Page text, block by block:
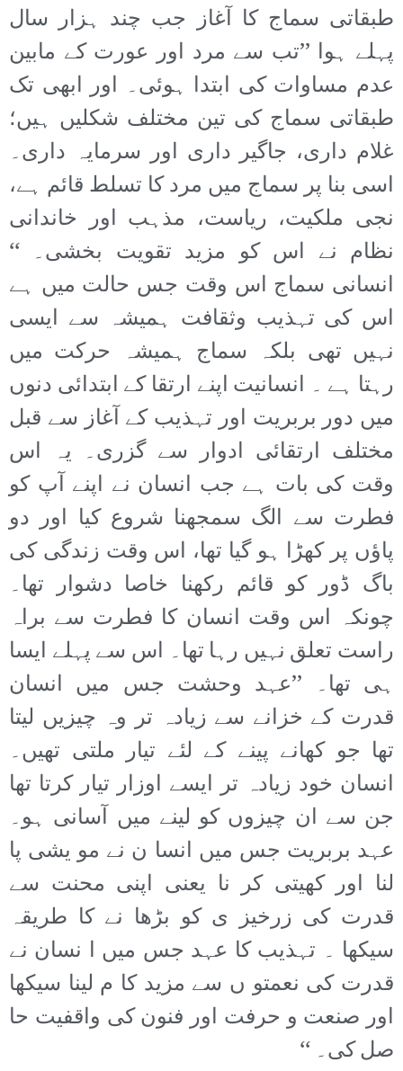
طبقاتی سماج کا آغاز جب چند ہزار سال
پہلے ہوا ’’تب سے مرد اور عورت کے مابین
عدم مساوات کی ابتدا ہوئی۔ اور ابھی تک
طبقاتی سماج کی تین مختلف شکلیں ہیں؛
غلام داری، جاگیر داری اور سرمایہ داری۔
اسی بنا پر سماج میں مرد کا تسلط قائم ہے،
نجی ملکیت، ریاست، مذہب اور خاندانی
نظام نے اس کو مزید تقویت بخشی۔ ‘‘
انسانی سماج اس وقت جس حالت میں ہے
اس کی تہذیب وثقافت ہمیشہ سے ایسی
نہیں تھی بلکہ سماج ہمیشہ حرکت میں
رہتا ہے ۔ انسانیت اپنے ارتقا کے ابتدائی دنوں
میں دور بربریت اور تہذیب کے آغاز سے قبل
مختلف ارتقائی ادوار سے گزری۔ یہ اس
وقت کی بات ہے جب انسان نے اپنے آپ کو
فطرت سے الگ سمجھنا شروع کیا اور دو
پاؤں پر کھڑا ہو گیا تھا، اس وقت زندگی کی
باگ ڈور کو قائم رکھنا خاصا دشوار تھا۔
چونکہ اس وقت انسان کا فطرت سے براہ
راست تعلق نہیں رہا تھا۔ اس سے پہلے ایسا
ہی تھا۔ ’’عہد وحشت جس میں انسان
قدرت کے خزانے سے زیادہ تر وہ چیزیں لیتا
تھا جو کھانے پینے کے لئے تیار ملتی تھیں۔
انسان خود زیادہ تر ایسے اوزار تیار کرتا تھا
جن سے ان چیزوں کو لینے میں آسانی ہو۔
عہد بربریت جس میں انسا ن نے مو یشی پا
لنا اور کھیتی کر نا یعنی اپنی محنت سے
قدرت کی زرخیز ی کو بڑھا نے کا طریقہ
سیکھا ۔ تہذیب کا عہد جس میں ا نسان نے
قدرت کی نعمتو ں سے مزید کا م لینا سیکھا
اور صنعت و حرفت اور فنون کی واقفیت حا
صل کی۔ ‘‘